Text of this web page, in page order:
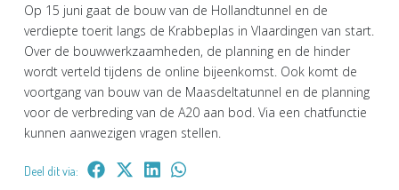
Op 15 juni gaat de bouw van de Hollandtunnel en de
verdiepte toerit langs de Krabbeplas in Vlaardingen van start.
Over de bouwwerkzaamheden, de planning en de hinder
wordt verteld tijdens de online bijeenkomst. Ook komt de
voortgang van bouw van de Maasdeltatunnel en de planning
voor de verbreding van de A20 aan bod. Via een chatfunctie
kunnen aanwezigen vragen stellen.
Deel dit via: